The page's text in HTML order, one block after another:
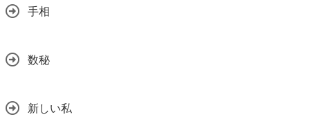
手相
数秘
新しい私